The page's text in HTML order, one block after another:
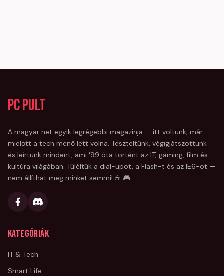
PC Pult
A magyar net egyik legrégebbi magazinja — itt voltunk, már
mielőtt a tech menő lett volna. Teszteltünk, végigjátszottunk
és leírtunk mindent, ami '99 óta történt az IT, gaming, film és
kultúra világában. Túléltük a dial-upot, a Flash-t és az IE6-ot —
nem állíthat meg minket semmi! ☕ 🎮
Kategóriák
IT & Tech
Smart Life